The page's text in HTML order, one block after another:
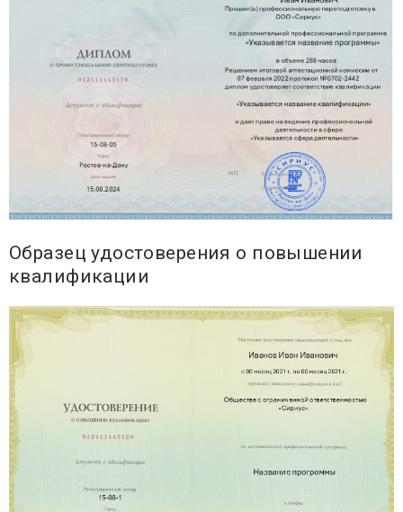
Образец удостоверения о повышении
квалификации